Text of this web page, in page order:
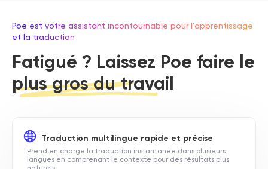
Poe est votre assistant incontournable pour l’apprentissage
et la traduction
Fatigué ? Laissez Poe faire le
plus gros du travail
Traduction multilingue rapide et précise
Prend en charge la traduction instantanée dans plusieurs
langues en comprenant le contexte pour des résultats plus